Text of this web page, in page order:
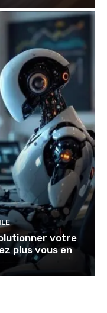
votre
plus vous en